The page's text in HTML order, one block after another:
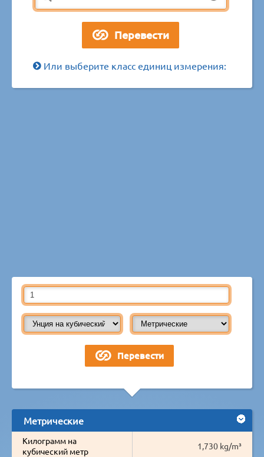
Или выберите класс единиц измерения:
Метрические
Килограмм на
кубический метр
1,730 kg/m³